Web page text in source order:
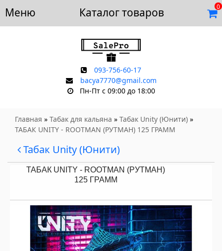
Меню Каталог товаров 0
Доставка и оплата Отзывы Скидки Контакты
093-756-60-17
bacya7770@gmail.com
Пн-Пт с 09:00 до 18:00
Главная » Табак для кальяна » Табак Unity (Юнити) »
ТАБАК UNITY - ROOTMAN (РУТМАН) 125 ГРАММ
Табак Unity (Юнити)
ТАБАК UNITY - ROOTMAN (РУТМАН)
125 ГРАММ